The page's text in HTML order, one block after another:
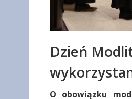
Dzień
O obowiązku